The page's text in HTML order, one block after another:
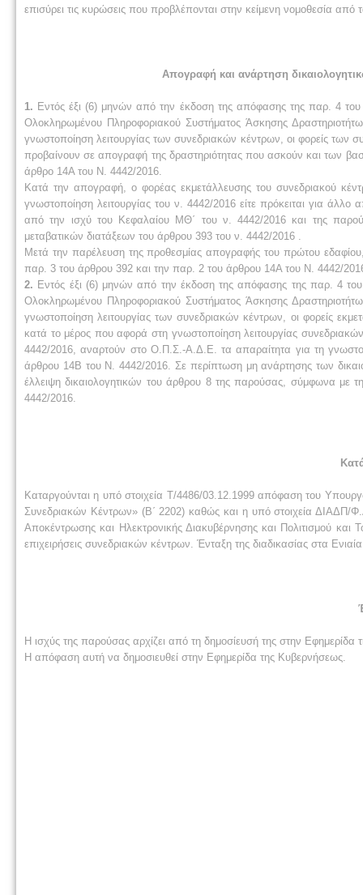
επισύρει τις κυρώσεις που προβλέπονται στην κείμενη νομοθεσία
Απογραφή και ανάρτηση
1. Εντός έξι (6) μηνών από την έκδοση της απόφασης της παρ. 4
Ολοκληρωμένου Πληροφοριακού Συστήματος Άσκησης
γνωστοποίηση λειτουργίας των συνεδριακών κέντρων, οι φορείς
προβαίνουν σε απογραφή της δραστηριότητας που ασκούν και των
άρθρο 14Α του Ν. 4442/2016.
Κατά την απογραφή, ο φορέας εκμετάλλευσης του συνεδριακού
γνωστοποίηση λειτουργίας του ν. 4442/2016 είτε πρόκειται για
από την ισχύ του Κεφαλαίου ΜΘ΄ του ν. 4442/2016 και της
μεταβατικών διατάξεων του άρθρου 393 του ν. 4442/2016 .
Μετά την παρέλευση της προθεσμίας απογραφής του πρώτου
παρ. 3 του άρθρου 392 και την παρ. 2 του άρθρου 14Α του Ν. 4442/
2. Εντός έξι (6) μηνών από την έκδοση της απόφασης της παρ. 4
Ολοκληρωμένου Πληροφοριακού Συστήματος Άσκησης
γνωστοποίηση λειτουργίας των συνεδριακών κέντρων, οι φορείς
κατά το μέρος που αφορά στη γνωστοποίηση λειτουργίας
4442/2016, αναρτούν στο Ο.Π.Σ.-Α.Δ.Ε. τα απαραίτητα για τη
άρθρου 14Β του Ν. 4442/2016. Σε περίπτωση μη ανάρτησης των
έλλειψη δικαιολογητικών του άρθρου 8 της παρούσας, σύμφωνα
4442/2016.
Καταργούνται η υπό στοιχεία Τ/4486/03.12.1999 απόφαση του
Συνεδριακών Κέντρων» (Β΄ 2202) καθώς και η υπό στοιχεία
Αποκέντρωσης και Ηλεκτρονικής Διακυβέρνησης και Πολιτισμού και
επιχειρήσεις συνεδριακών κέντρων. Ένταξη της διαδικασίας στα
Η ισχύς της παρούσας αρχίζει από τη δημοσίευσή της στην Εφημερίδα
Η απόφαση αυτή να δημοσιευθεί στην Εφημερίδα της Κυβερνήσεως.